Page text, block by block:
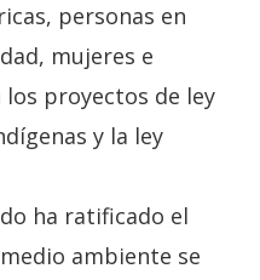
personas en
mujeres e
los proyectos de ley
y la ley
ha ratificado el
ambiente se